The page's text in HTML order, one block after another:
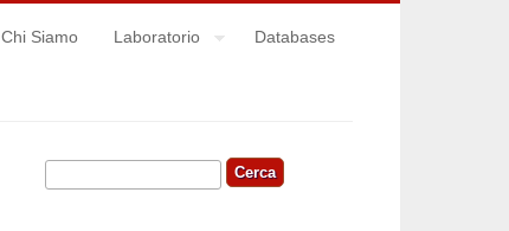
Chi Siamo Laboratorio Databases
Form di ricerca
Cerca